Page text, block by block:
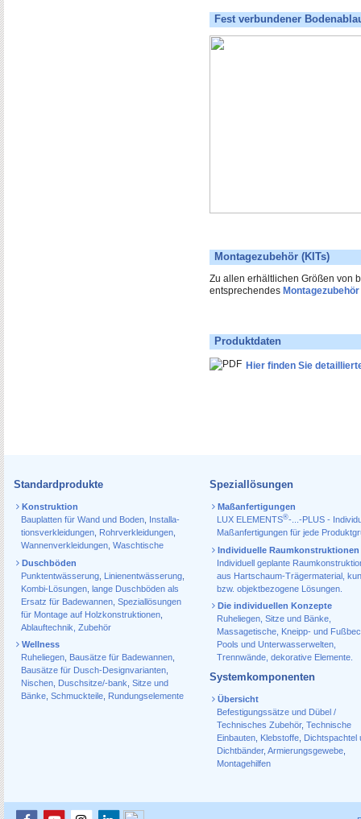
Fest verbundener
Montagezubehör (KITs)
Zu allen erhältlichen Größen von
entsprechendes Montagezubehör
Produktdaten
Hier finden Sie
Standardprodukte
Konstruktion
Bauplatten für Wand und Boden Installa­
tions­verkleidungen Rohr­verkleidungen
Wannen­verkleidungen Waschtische
Duschböden
Punktentwässerung Linienentwässerung
Kombi-Lösungen lange Duschböden als
Ersatz für Badewannen Speziallösungen
für Montage auf Holzkonstruktionen
Ablauf­technik, Zubehör
Wellness
Ruheliegen
Bausätze für Badewannen
Bausätze für Dusch-Designvarianten
Nischen
Duschsitze/-bank Sitze und
Bänke Schmuckteile Rundungselemente
Speziallösungen
Maßanfertigungen
LUX ELEMENTS®-...-PLUS -
Maßanfertigungen für jede
Individuelle Raumkonstruktionen
Individuell geplante
aus Hartschaum-Trägermaterial,
bzw. objektbezogene Lösungen.
Die individuellen Konzepte
Ruheliegen, Sitze und Bänke,
Massagetische, Kneipp- und
Pools und Unterwasserwelten,
Trennwände, dekorative Elemente.
Systemkomponenten
Übersicht
Befestigungssätze und Dübel /
Technisches Zubehör, Technische
Einbauten, Klebstoffe,
Dichtspachtel
Dichtbänder, Armierungsgewebe,
Montagehilfen